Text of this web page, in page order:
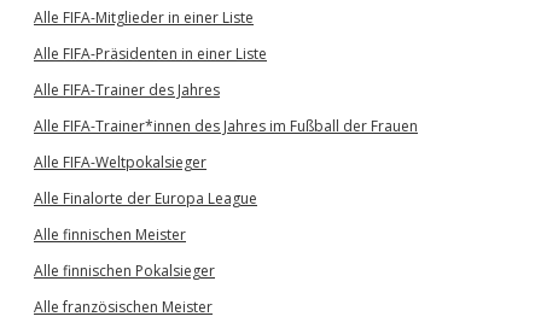
Alle FIFA-Mitglieder in einer Liste
Alle FIFA-Präsidenten in einer Liste
Alle FIFA-Trainer des Jahres
Alle FIFA-Trainer*innen des Jahres im Fußball der Frauen
Alle FIFA-Weltpokalsieger
Alle Finalorte der Europa League
Alle finnischen Meister
Alle finnischen Pokalsieger
Alle französischen Meister